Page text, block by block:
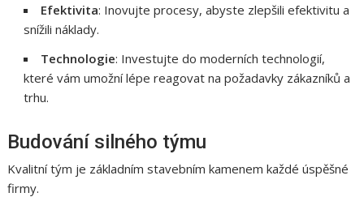
Efektivita: Inovujte procesy, abyste zlepšili efektivitu a
snížili náklady.
Technologie: Investujte do moderních technologií,
které vám umožní lépe reagovat na požadavky zákazníků a
trhu.
Budování silného týmu
Kvalitní tým je základním stavebním kamenem každé úspěšné
firmy.